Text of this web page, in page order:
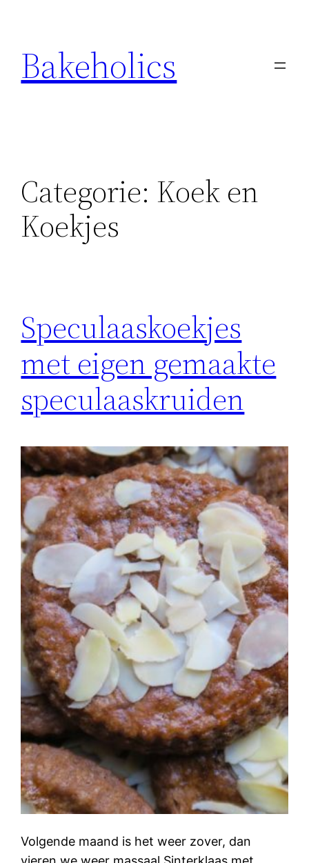
inhoud
Bakeholics
Categorie: Koek en
Koekjes
Speculaaskoekjes
met eigen gemaakte
speculaaskruiden
Volgende maand is het weer zover, dan